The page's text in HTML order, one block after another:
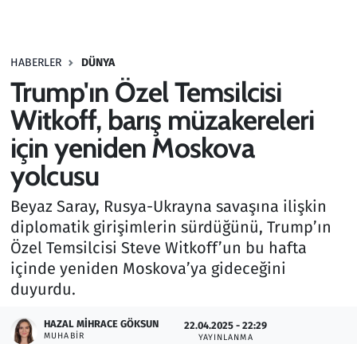
HABERLER DÜNYA
Trump'ın Özel Temsilcisi
Witkoff, barış müzakereleri
için yeniden Moskova
yolcusu
Beyaz Saray, Rusya-Ukrayna savaşına ilişkin
diplomatik girişimlerin sürdüğünü, Trump’ın
Özel Temsilcisi Steve Witkoff’un bu hafta
içinde yeniden Moskova’ya gideceğini
duyurdu.
HAZAL MIHRACE GÖKSUN
MUHABIR
22.04.2025 - 22:29
YAYINLANMA
Haber
Kültür Sanat
Kurumsal Haberler
Lezzet Durağı
Memur ve Kamu
Otomobil